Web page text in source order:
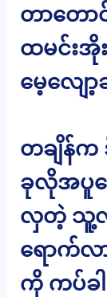
တာတော
ထမင်းအို
မေ့လျေ
တချိန်က
ခုလိုအပူလ
လှတဲ့ သူ့လ
ရောက်လ
ကို ကပ်ခ